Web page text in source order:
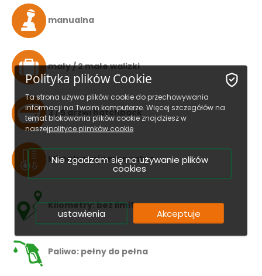
manualna
mały / 2 małe walizki
3 / 5 drzwi hatchback
klimatyzacja manualna
Kilometry: bez limitu
Paliwo: pełny do pełna
Polityka plików Cookie
Ta strona używa plików cookie do przechowywania
informacji na Twoim komputerze. Więcej szczegółów na
temat blokowania plików cookie znajdziesz w
naszejpolityce plimków cookie.
Nie zgadzam się na używanie plików
cookies
ustawienia Akceptuje